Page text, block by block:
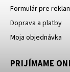
Formulár pre
Doprava a platby
Moja objednávka
PRIJÍMAME